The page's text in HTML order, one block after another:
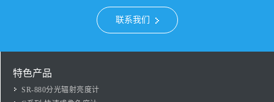
联系我们
特色产品
SR-880分光辐射亮度计